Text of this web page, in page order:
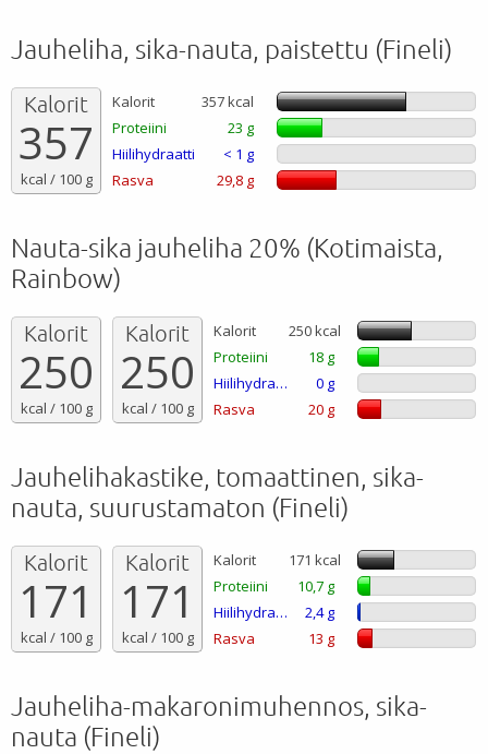
Jauheliha, sika-nauta, paistettu (Fineli)
Kalorit
357
kcal / 100 g
Kalorit
357 kcal
Proteiini
23 g
Hiilihydraatti
< 1 g
Rasva
29,8 g
Nauta-sika jauheliha 20% (Kotimaista,
Rainbow)
Kalorit
250
kcal / 100 g
Kalorit
250
kcal / 100 g
Kalorit
250 kcal
Proteiini
18 g
Hiilihydraatti
0 g
Rasva
20 g
Jauhelihakastike, tomaattinen, sika-
nauta, suurustamaton (Fineli)
Kalorit
171
kcal / 100 g
Kalorit
171
kcal / 100 g
Kalorit
171 kcal
Proteiini
10,7 g
Hiilihydraatti
2,4 g
Rasva
13 g
Jauheliha-makaronimuhennos, sika-
nauta (Fineli)